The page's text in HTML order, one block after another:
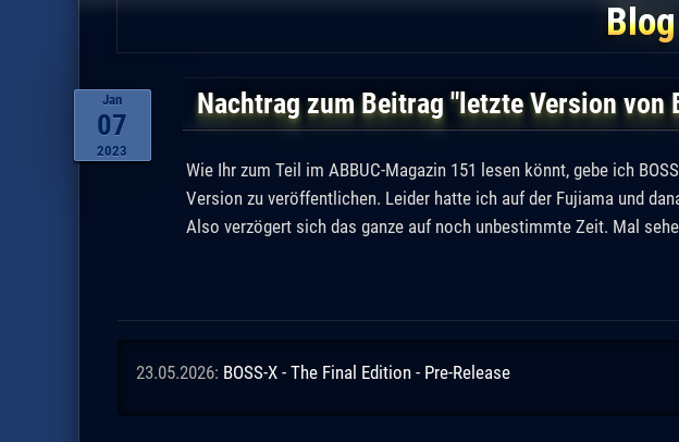
Blog
Jan
07
2023
Nachtrag zum Beitrag "letzte Version von
Wie Ihr zum Teil im ABBUC-Magazin 151 lesen könnt, gebe ich
Version zu veröffentlichen. Leider hatte ich auf der Fujiama und
Also verzögert sich das ganze auf noch unbestimmte Zeit. Mal
23.05.2026: BOSS-X - The Final Edition - Pre-Release